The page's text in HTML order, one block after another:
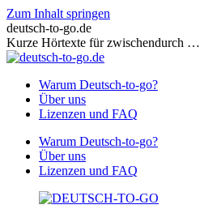
Zum Inhalt springen
deutsch-to-go.de
Kurze Hörtexte für zwischendurch …
Warum Deutsch-to-go?
Über uns
Lizenzen und FAQ
Warum Deutsch-to-go?
Über uns
Lizenzen und FAQ